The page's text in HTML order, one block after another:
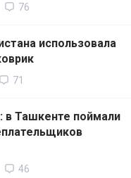
76
использовала
71
в Ташкенте поймали
46